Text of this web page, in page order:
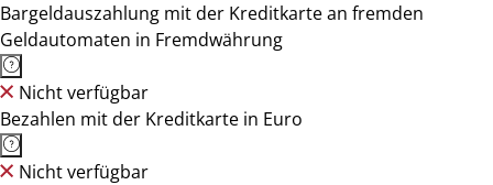
Bargeldauszahlung mit der Kreditkarte an fremden
Geldautomaten in Fremdwährung
Nicht verfügbar
Bezahlen mit der Kreditkarte in Euro
Nicht verfügbar